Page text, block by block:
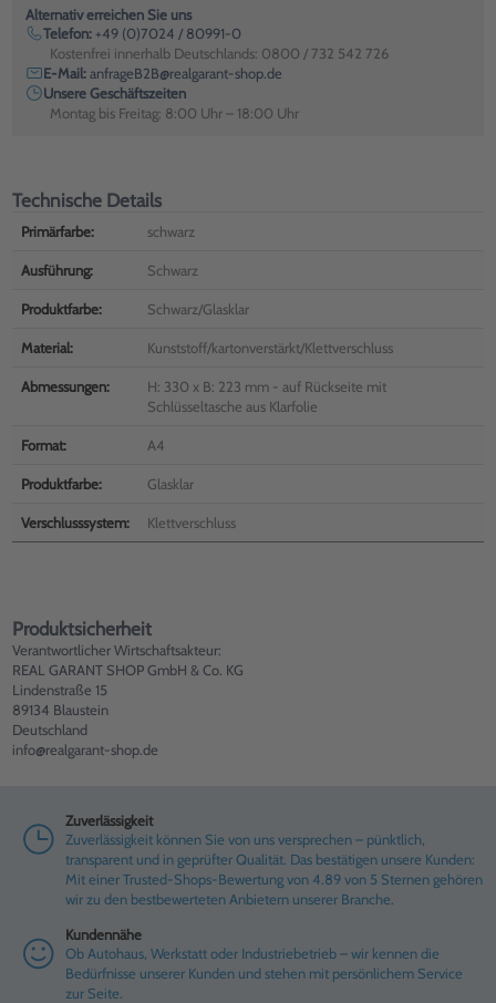
Alternativ erreichen Sie uns
Telefon: +49 (0)7024 / 80991-0
Kostenfrei innerhalb Deutschlands: 0800 / 732 542 726
E-Mail:anfrageB2B@realgarant-shop.de
Unsere Geschäftszeiten
Montag bis Freitag: 8:00 Uhr – 18:00 Uhr
Technische Details
Primärfarbe: schwarz
Ausführung: Schwarz
Produktfarbe: Schwarz/Glasklar
Material: Kunststoff/kartonverstärkt/Klettverschluss
Abmessungen:
H: 330 x B: 223 mm - auf Rückseite mit
Schlüsseltasche aus Klarfolie
Format: A4
Produktfarbe: Glasklar
Verschlusssystem: Klettverschluss
Produktsicherheit
Verantwortlicher Wirtschaftsakteur:
REAL GARANT SHOP GmbH & Co. KG
Lindenstraße 15
89134 Blaustein
Deutschland
info@realgarant-shop.de
Zuverlässigkeit
Zuverlässigkeit können Sie von uns versprechen – pünktlich,
transparent und in geprüfter Qualität. Das bestätigen unsere Kunden:
Mit einer Trusted-Shops-Bewertung von 4.89 von 5 Sternen gehören
wir zu den bestbewerteten Anbietern unserer Branche.
Kundennähe
Ob Autohaus, Werkstatt oder Industriebetrieb – wir kennen die
Bedürfnisse unserer Kunden und stehen mit persönlichem Service
zur Seite.